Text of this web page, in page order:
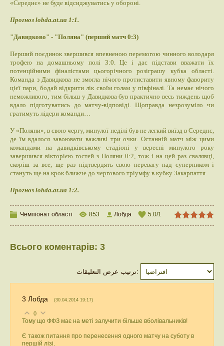
«Середнє» не буде відсиджуватись у обороні.
Прогноз lobda.at.ua 1:1.
"Давидково" - "Поляна" (перший матч 0:3)
Перший поєдинок звершився впевненою перемогою чинного володаря
трофею на домашньому полі 3:0. Це і дає підстави вважати їх
потенційними фіналістами цьогорічного розіграшу кубка області.
Команда з Давидкова не змогла нічого протиставити явному фавориту
цієї пари, бодай відкрити лік своїм голам у півфіналі. Та немає нічого
неможливого, тим більш у Давидкова був практично весь тиждень щоб
вдало підготуватись до матчу-відповіді. Щоправда незрозуміло чи
гратимуть лідери команди…
У «Поляни», в свою чергу, минулої неділі був не легкий виїзд в Середнє,
де їм вдалося завоювати важливі три очки. Останній матч між цими
командами на давидківському стадіоні у вересні минулого року
завершився вікторією гостей з Поляни 0:2, тож і на цей раз свалявці,
скоріш за все, ще раз підтвердять свою перевагу над суперником і
стануть ще на крок ближче до чергового тріумфу в кубку Закарпаття.
Прогноз lobda.at.ua 1:2.
Чемпіонат області 853 Лобда 5.0/1
Всього коментарів: 3
ترتيب عرض التعليقات:
3 Лобда (30.04.2014 19:17)
0
Тому що ФФЗ має на меті залучити більше вболівальників!
Є також питання про перенесення одного матчу на суботу в
першій лізі.